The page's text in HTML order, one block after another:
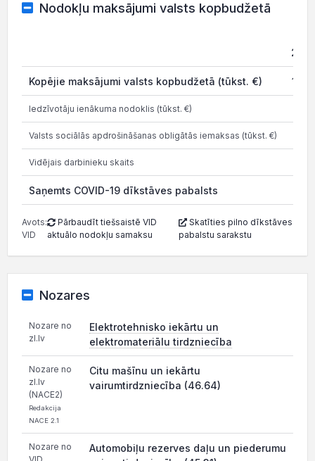
Nodokļu maksājumi valsts kopbudžetā
2025
Kopējie maksājumi valsts kopbudžetā (tūkst. €) 19.31
Iedzīvotāju ienākuma nodoklis (tūkst. €)
Valsts sociālās apdrošināšanas obligātās iemaksas (tūkst. €)
Vidējais darbinieku skaits
Saņemts COVID-19 dīkstāves pabalsts
Avots:
VID
Pārbaudīt tiešsaistē VID
aktuālo nodokļu samaksu
Skatīties pilno dīkstāves
pabalstu sarakstu
Nozares
Nozare no
zl.lv
Elektrotehnisko iekārtu un
elektromateriālu tirdzniecība
Nozare no
zl.lv
(NACE2)
Redakcija
NACE 2.1
Citu mašīnu un iekārtu
vairumtirdzniecība (46.64)
Nozare no
Automobiļu rezerves daļu un piederumu